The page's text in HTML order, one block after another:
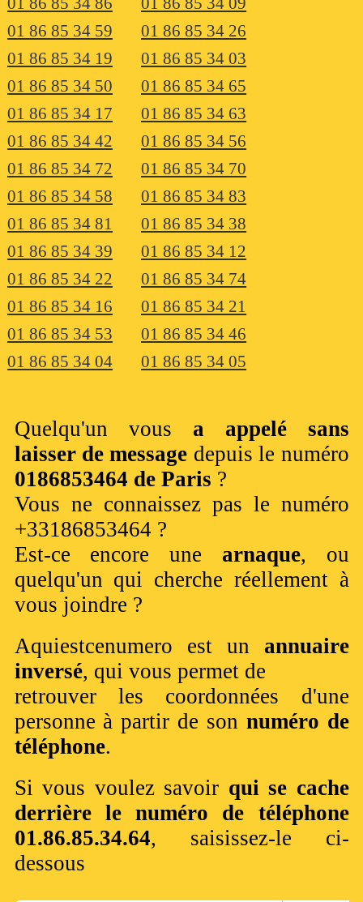
01 86 85 34 59
01 86 85 34 26
01 86 85 34 19
01 86 85 34 03
01 86 85 34 50
01 86 85 34 65
01 86 85 34 17
01 86 85 34 63
01 86 85 34 42
01 86 85 34 56
01 86 85 34 72
01 86 85 34 70
01 86 85 34 58
01 86 85 34 83
01 86 85 34 81
01 86 85 34 38
01 86 85 34 39
01 86 85 34 12
01 86 85 34 22
01 86 85 34 74
01 86 85 34 16
01 86 85 34 21
01 86 85 34 53
01 86 85 34 46
01 86 85 34 04
01 86 85 34 05
Quelqu'un vous a appelé sans
laisser de message depuis le numéro
0186853464 de Paris ?
Vous ne connaissez pas le numéro
+33186853464 ?
Est-ce encore une arnaque, ou
quelqu'un qui cherche réellement à
vous joindre ?
Aquiestcenumero est un annuaire
inversé, qui vous permet de
retrouver les coordonnées d'une
personne à partir de son numéro de
téléphone.
Si vous voulez savoir qui se cache
derrière le numéro de téléphone
01.86.85.34.64, saisissez-le ci-
dessous